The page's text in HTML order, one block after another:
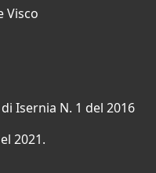
Visco
Isernia N. 1 del 2016
2021.